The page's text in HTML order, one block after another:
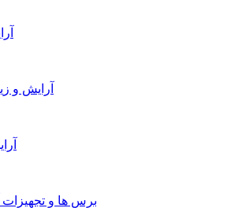
آرایش و
برس ها و تجهیزات